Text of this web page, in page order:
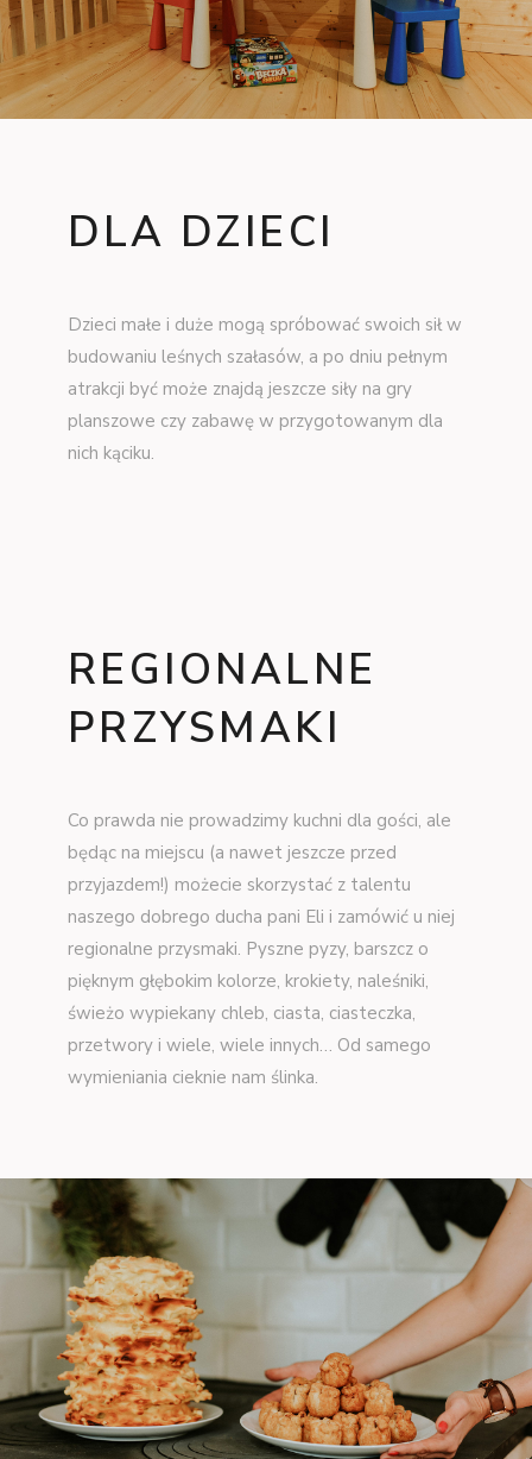
DLA DZIECI
Dzieci małe i duże mogą spróbować swoich sił w
budowaniu leśnych szałasów, a po dniu pełnym
atrakcji być może znajdą jeszcze siły na gry
planszowe czy zabawę w przygotowanym dla
nich kąciku.
REGIONALNE
PRZYSMAKI
Co prawda nie prowadzimy kuchni dla gości, ale
będąc na miejscu (a nawet jeszcze przed
przyjazdem!) możecie skorzystać z talentu
naszego dobrego ducha pani Eli i zamówić u niej
regionalne przysmaki. Pyszne pyzy, barszcz o
pięknym głębokim kolorze, krokiety, naleśniki,
świeżo wypiekany chleb, ciasta, ciasteczka,
przetwory i wiele, wiele innych… Od samego
wymieniania cieknie nam ślinka.